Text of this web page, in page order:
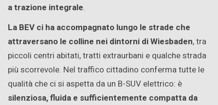
a trazione integrale.
La BEV ci ha accompagnato lungo le strade che
attraversano le colline nei dintorni di Wiesbaden, tra
piccoli centri abitati, tratti extraurbani e qualche strada
più scorrevole. Nel traffico cittadino conferma tutte le
qualità che ci si aspetta da un B-SUV elettrico: è
silenziosa, fluida e sufficientemente compatta da